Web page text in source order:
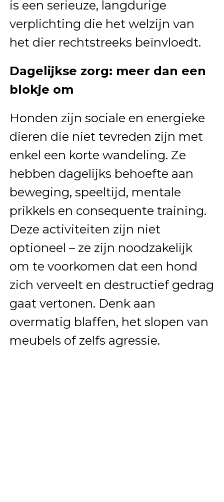
is een serieuze, langdurige
verplichting die het welzijn van
het dier rechtstreeks beïnvloedt.
Dagelijkse zorg: meer dan een
blokje om
Honden zijn sociale en energieke
dieren die niet tevreden zijn met
enkel een korte wandeling. Ze
hebben dagelijks behoefte aan
beweging, speeltijd, mentale
prikkels en consequente training.
Deze activiteiten zijn niet
optioneel – ze zijn noodzakelijk
om te voorkomen dat een hond
zich verveelt en destructief gedrag
gaat vertonen. Denk aan
overmatig blaffen, het slopen van
meubels of zelfs agressie.